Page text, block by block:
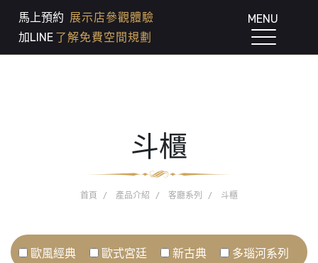
MENU
馬上預約 展示店參觀體驗
加LINE 了解免費空間規劃
斗櫃
首頁 產品介紹 客廳系列 斗櫃
歐風經典 歐式宮廷 新古典 多瑙河系列